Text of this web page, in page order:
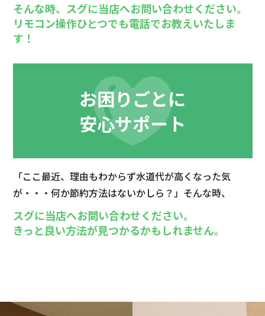
そんな時、スグに当店へお問い合わせください。
リモコン操作ひとつでも電話でお教えいたしま
す！
お困りごとに
安心サポート
「ここ最近、理由もわからず水道代が高くなった気
が・・・ 何か節約方法はないかしら？」そんな時、
スグに当店へお問い合わせください。
きっと良い方法が見つかるかもしれません。